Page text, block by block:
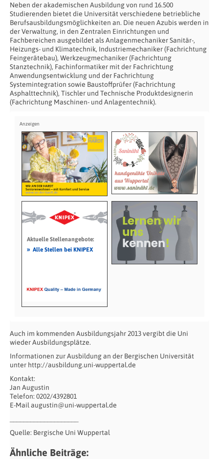
Neben der akademischen Ausbildung von rund 16.500
Studierenden bietet die Universität verschiedene betriebliche
Berufsausbildungsmöglichkeiten an. Die neuen Azubis werden in
der Verwaltung, in den Zentralen Einrichtungen und
Fachbereichen ausgebildet als Anlagenmechaniker Sanitär-,
Heizungs- und Klimatechnik, Industriemechaniker (Fachrichtung
Feingerätebau), Werkzeugmechaniker (Fachrichtung
Stanztechnik), Fachinformatiker mit der Fachrichtung
Anwendungsentwicklung und der Fachrichtung
Systemintegration sowie Baustoffprüfer (Fachrichtung
Asphalttechnik), Tischler und Technische Produktdesignerin
(Fachrichtung Maschinen- und Anlagentechnik).
Aktuelle Stellenangebote:
» Alle Stellen bei KNIPEX
Auch im kommenden Ausbildungsjahr 2013 vergibt die Uni
wieder Ausbildungsplätze.
Informationen zur Ausbildung an der Bergischen Universität
unter http://ausbildung.uni-wuppertal.de
Kontakt:
Jan Augustin
Telefon: 0202/4392801
E-Mail augustin@uni-wuppertal.de
Quelle: Bergische Uni Wuppertal
Ähnliche Beiträge: